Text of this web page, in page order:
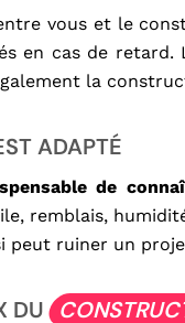
vous et le
en cas de retard.
la
ADAPTÉ
de
remblais,
peut ruiner un
DU